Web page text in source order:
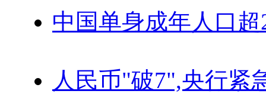
中国单身成年人口超
人民币"破7",央行紧